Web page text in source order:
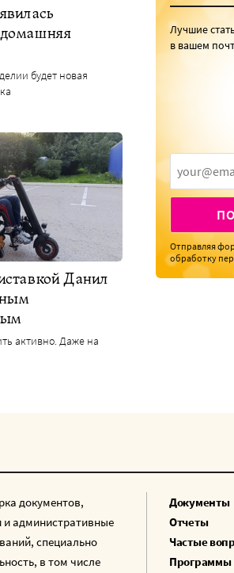
будет новая
Данил
активно. Даже на
Лучшие
в вашем
Отправляя
обработку
документов,
и административные
специально
в том числе
Документы
Отчеты
Частые
Программы